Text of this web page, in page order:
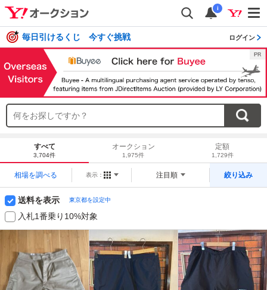
i
毎日引けるくじ 今すぐ挑戦 ログイン
すべて
3,704件
オークション
1,975件
定額
1,729件
相場を調べる 表示： 注目順 絞り込み
送料を表示 東京都を設定中
入札1番乗り10%対象